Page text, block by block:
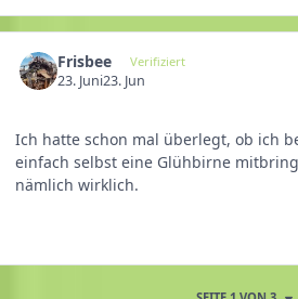
Frisbee Verifiziert
23. Juni23. Jun
Ich hatte schon mal überlegt, ob ich
einfach selbst eine Glühbirne
nämlich wirklich.